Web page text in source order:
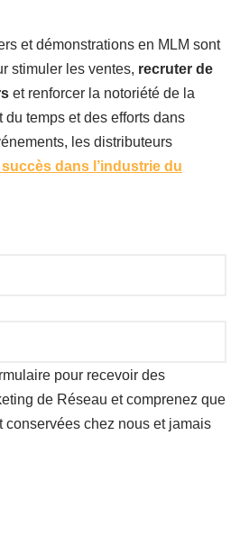
et démonstrations en MLM sont
stimuler les ventes, recruter de
et renforcer la notoriété de la
temps et des efforts dans
les distributeurs
succès dans l’industrie du
pour recevoir des
de Réseau et comprenez que
conservées chez nous et jamais